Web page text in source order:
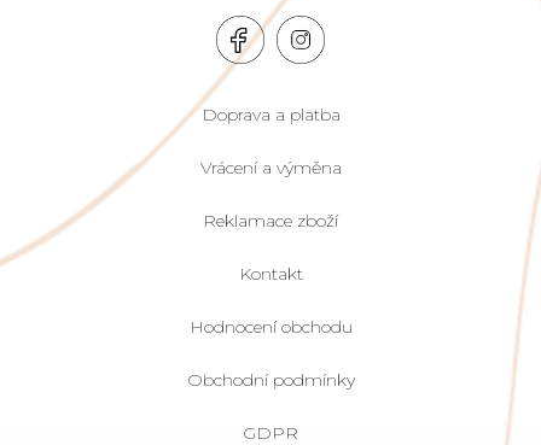
Doprava a platba
Vrácení a výměna
Reklamace zboží
Kontakt
Hodnocení obchodu
Obchodní podmínky
GDPR